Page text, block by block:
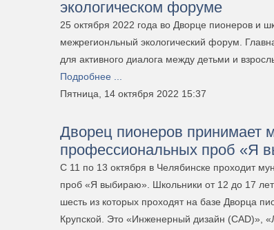
экологическом форуме
25 октября 2022 года во Дворце пионеров и
межрегионльный экологический форум.
для активного диалога между детьми и
Подробнее ...
Пятница, 14 октября 2022 15:37
Дворец пионеров принимает
профессиональных проб «Я
С 11 по 13 октября в Челябинске проходит
проб «Я выбираю». Школьники от 12 до 17
шесть из которых проходят на базе Дворца
Крупской. Это «Инженерный дизайн (CAD)»,